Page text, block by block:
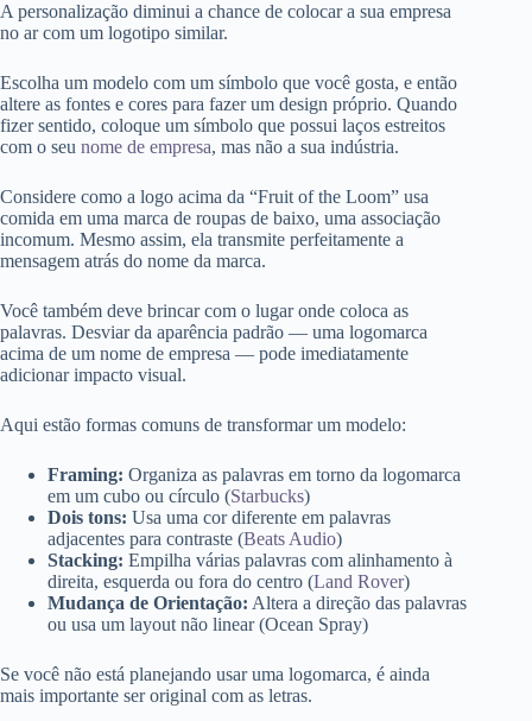
A personalização diminui a chance de colocar a sua empresa
no ar com um logotipo similar.
Escolha um modelo com um símbolo que você gosta, e então
altere as fontes e cores para fazer um design próprio. Quando
fizer sentido, coloque um símbolo que possui laços estreitos
com o seu nome de empresa, mas não a sua indústria.
Considere como a logo acima da “Fruit of the Loom” usa
comida em uma marca de roupas de baixo, uma associação
incomum. Mesmo assim, ela transmite perfeitamente a
mensagem atrás do nome da marca.
Você também deve brincar com o lugar onde coloca as
palavras. Desviar da aparência padrão — uma logomarca
acima de um nome de empresa — pode imediatamente
adicionar impacto visual.
Aqui estão formas comuns de transformar um modelo:
Framing: Organiza as palavras em torno da logomarca
em um cubo ou círculo (Starbucks)
Dois tons: Usa uma cor diferente em palavras
adjacentes para contraste (Beats Audio)
Stacking: Empilha várias palavras com alinhamento à
direita, esquerda ou fora do centro (Land Rover)
Mudança de Orientação: Altera a direção das palavras
ou usa um layout não linear (Ocean Spray)
Se você não está planejando usar uma logomarca, é ainda
mais importante ser original com as letras.